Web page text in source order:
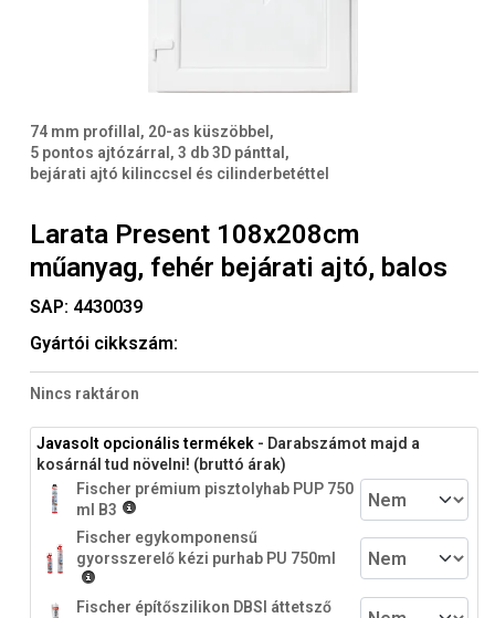
74 mm profillal, 20-as küszöbbel,
5 pontos ajtózárral, 3 db 3D pánttal,
bejárati ajtó kilinccsel és cilinderbetéttel
Larata Present 108x208cm
műanyag, fehér bejárati ajtó, balos
SAP: 4430039
Gyártói cikkszám:
Nincs raktáron
Javasolt opcionális termékek - Darabszámot majd a
kosárnál tud növelni! (bruttó árak)
Fischer prémium pisztolyhab PUP 750
ml B3
Fischer egykomponensű
gyorsszerelő kézi purhab PU 750ml
Fischer építőszilikon DBSI áttetsző